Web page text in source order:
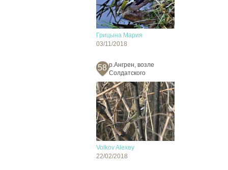
Грицына Мария
03/11/2018
58 р.Ангрен, возле
Солдатского
Volkov Alexey
22/02/2018